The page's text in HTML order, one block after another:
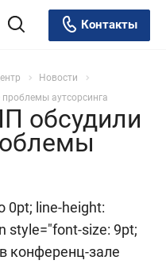
Контакты
Новости
аутсорсинга
обсудили
0pt; line-height:
style="font-size: 9pt;
конференц-зале